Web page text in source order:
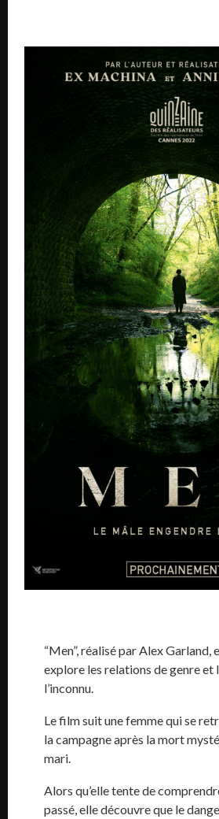
“Men”, réalisé par Alex Garland,
explore les relations de genre et
l’inconnu.
Le film suit une femme qui se
la campagne après la mort
mari.
Alors qu’elle tente de
passé, elle découvre que le